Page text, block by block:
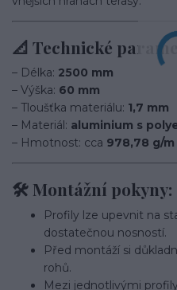
📐 Technické
– Délka: 2500 mm
– Výška: 60 mm
– Tloušťka materiálu: 1,7 mm
– Materiál: aluminium s
– Hmotnost: cca 978,78 g/m
🛠️ Montážní pokyny:
Profily lze upevnit na
dostatečnou nosností.
Před montáží si
rohů.
Mezi jednotlivými